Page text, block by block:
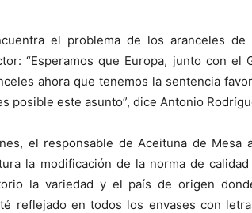
el problema de los aranceles de
“Esperamos que Europa, junto con el
ahora que tenemos la sentencia
posible este asunto”, dice Antonio
el responsable de Aceituna de Mesa
la modificación de la norma de
la variedad y el país de origen
reflejado en todos los envases con